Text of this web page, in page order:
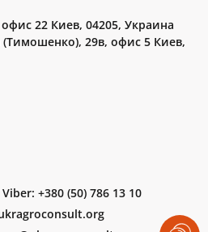
22 Киев, 04205, Украина
(Тимошенко), 29в, офис 5 Киев,
+380 (50) 786 13 10